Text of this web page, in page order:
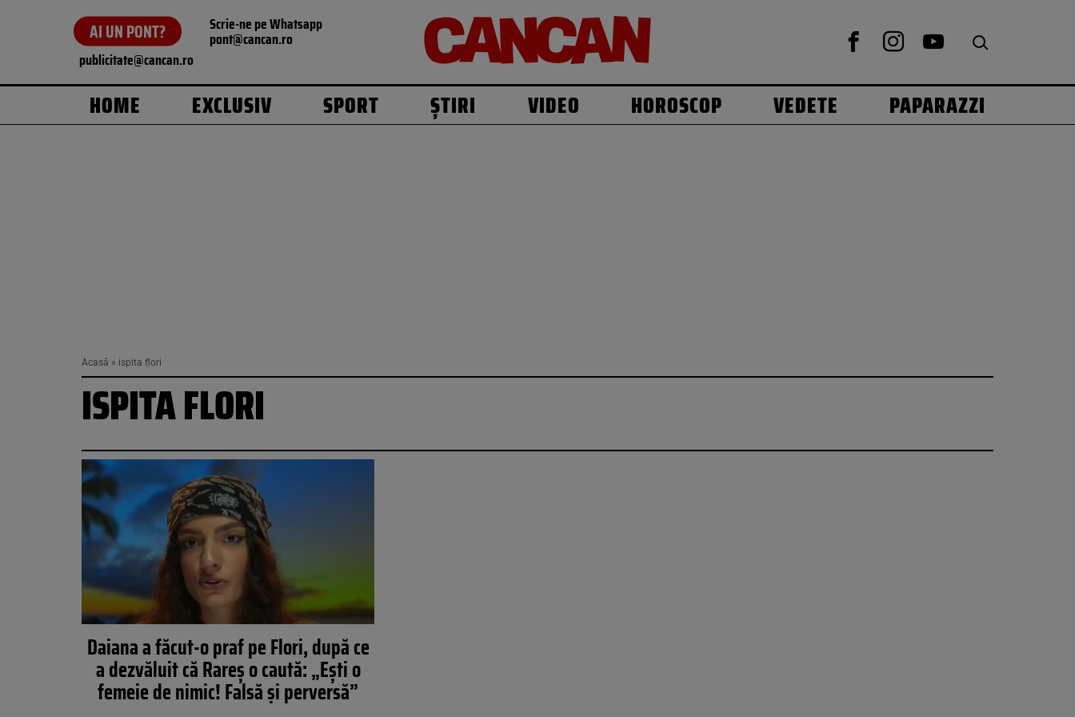
AI UN PONT? Scrie-ne pe Whatsapp
pont@cancan.ro
publicitate@cancan.ro
HOME EXCLUSIV SPORT ȘTIRI VIDEO HOROSCOP VEDETE PAPARAZZI
Acasă » ispita flori
ISPITA FLORI
Daiana a făcut-o praf pe Flori, după ce
a dezvăluit că Rareş o caută: „Eşti o
femeie de nimic! Falsă şi perversă”